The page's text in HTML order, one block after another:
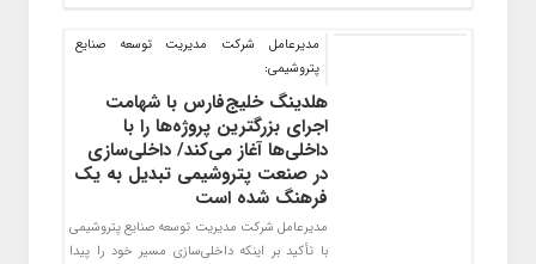
مدیرعامل شرکت مدیریت توسعه صنایع
پتروشیمی:
هلدینگ خلیج‌فارس با شهامت
اجرای بزرگترین پروژه‌ها را با
داخلی‌ها آغاز می‌کند/ داخلی‌سازی
در صنعت پتروشیمی تبدیل به یک
فرهنگ شده است
مدیرعامل شرکت مدیریت توسعه صنایع پتروشیمی
با تأکید بر اینکه داخلی‌سازی مسیر خود را پیدا